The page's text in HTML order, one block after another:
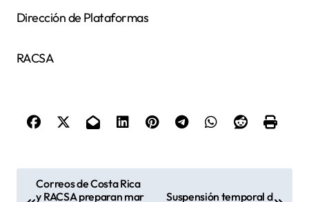
Dirección de Plataformas
RACSA
Correos de Costa Rica
y RACSA preparan mar
Suspensión temporal d